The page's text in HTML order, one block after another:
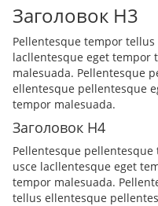
Заголовок H3
Pellentesque tempor
lacllentesque eget
malesuada. Pellentesque
ellentesque pellentesque
tempor malesuada.
Заголовок H4
Pellentesque
usce lacllentesque eget
tempor malesuada.
tellus ellentesque